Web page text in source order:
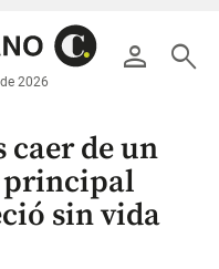
person search
2026
de un
principal
sin vida